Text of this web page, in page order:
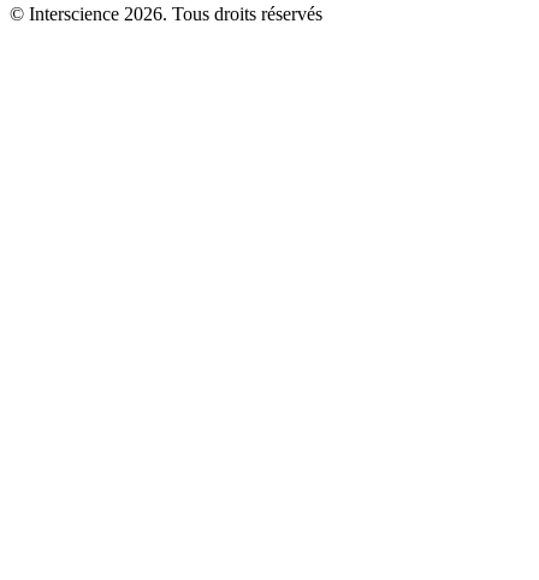
© Interscience 2026. Tous droits réservés